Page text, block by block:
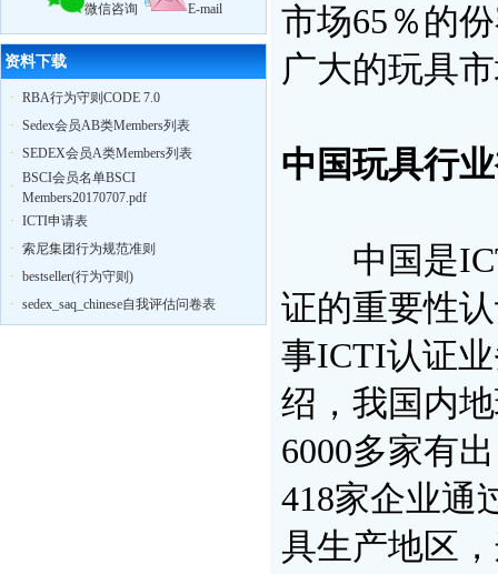
微信咨询 E-mail
资料下载
· RBA行为守则CODE 7.0
· Sedex会员AB类Members列表
· SEDEX会员A类Members列表
·
BSCI会员名单BSCI
Members20170707.pdf
· ICTI申请表
· 索尼集团行为规范准则
· bestseller(行为守则)
· sedex_saq_chinese自我评估问卷表
市场65％的
广大的玩具
中国玩具行
中国是
证的重要性
事ICTI认证
绍，我国内
6000多家有
418家企业通
具生产地区